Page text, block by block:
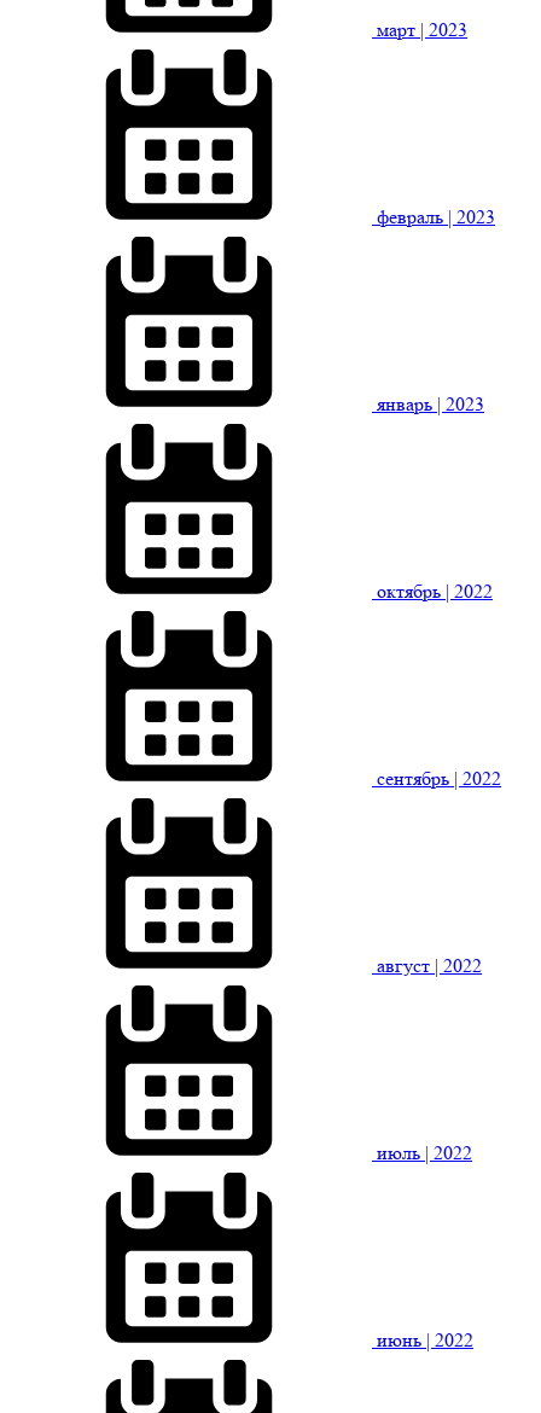
март | 2023
февраль | 2023
январь | 2023
октябрь | 2022
сентябрь | 2022
август | 2022
июль | 2022
июнь | 2022